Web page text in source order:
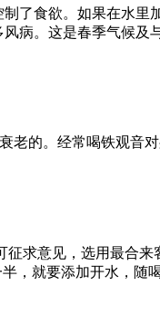
食欲。如果在水里
病。这是春季气候
老的。经常喝铁观
意见，选用最合来
，就要添加开水，